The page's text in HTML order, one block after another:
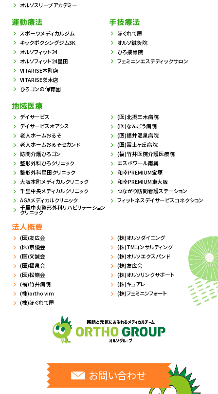
オルソスリープアカデミー
運動療法
スポーツメディカルジム
キックボクシングジム3K
オルソフィット24
オルソフィット24星田
VITARISE本町店
VITARISE茨木店
ひろゴンの保育園
手技療法
ほぐれて屋
オルソ鍼灸院
ひろ接骨院
フェミニンエステティックサロン
地域医療
デイサービス
デイサービスオアシス
老人ホームおるそ
老人ホームおるそセカンド
訪問介護ひろゴン
整形外科ひろクリニック
整形外科星田クリニック
大阪本町メディカルクリニック
千里中央メディカルクリニック
AGAメディカルクリニック
千里中央整形外科リハビリテーション
クリニック
(医)北摂三木病院
(医)なんごう病院
(医)福井温泉病院
(医)冨士ヶ丘病院
(福)竹井医院介護医療院
エスポワール南巽
和幸PREMIUM宝塚
和幸PREMIUM東大阪
つながり訪問看護ステーション
フィットネスデイサービスコネクション
法人概要
(医)友広会
(医)京優会
(医)文誠会
(医)福泉会
(医)松嶺会
(福)竹井病院
(株)ortho vim
(株)ほぐれて屋
(株)オルソダイニング
(株)TMコンサルティング
(株)オルソエクスパンド
(株)友広会
(株)オルソリンクサポート
(株)キュアレ
(株)フェミニンフォート
お問い合わせ